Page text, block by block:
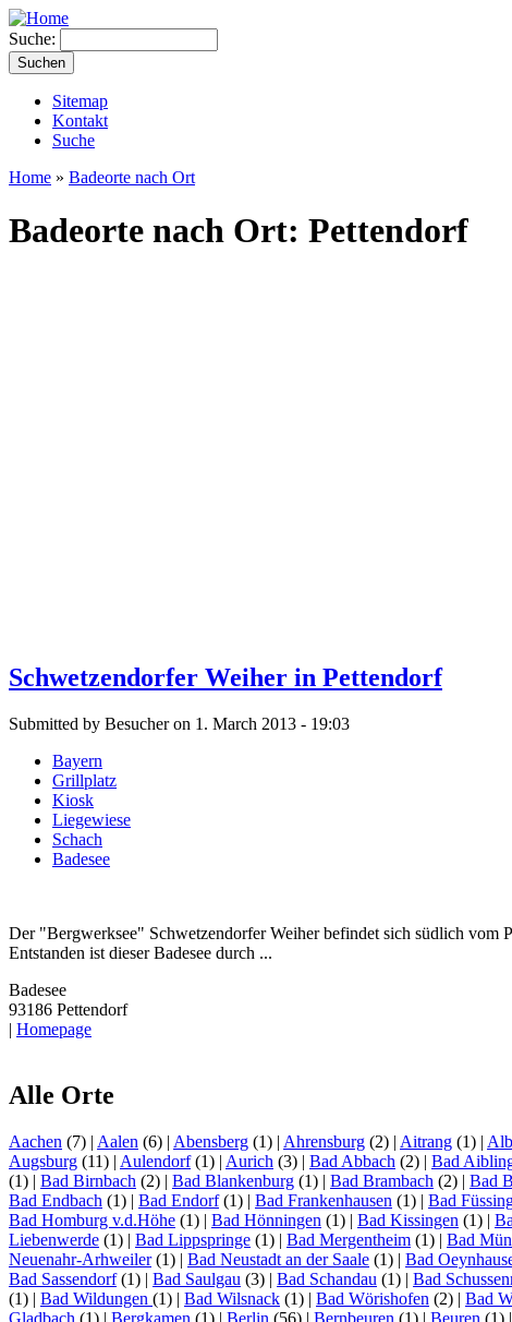
Suche:
Sitemap
Kontakt
Suche
Home » Badeorte nach Ort
Badeorte nach Ort: Pettendorf
Schwetzendorfer Weiher in Pettendorf
Submitted by Besucher on 1. March 2013 - 19:03
Bayern
Grillplatz
Kiosk
Liegewiese
Schach
Badesee
Der "Bergwerksee" Schwetzendorfer Weiher befindet sich südlich vom
Entstanden ist dieser Badesee durch ...
Badesee
93186 Pettendorf
| Homepage
Alle Orte
Aachen (7) | Aalen (6) | Abensberg (1) | Ahrensburg (2) | Aitrang (1) |
Augsburg (11) | Aulendorf(1) | Aurich (3) | Bad Abbach (2) | Bad
(1) | Bad Birnbach (2) | Bad Blankenburg (1) | Bad Brambach (2) | Bad
Bad Endbach (1) | Bad Endorf(1) | Bad Frankenhausen (1) | Bad
Bad Homburg v.d.Höhe (1) | Bad Hönningen (1) | Bad Kissingen (1) |
Liebenwerde (1) | Bad Lippspringe (1) | Bad Mergentheim (1) | Bad
Neuenahr-Arhweiler(1) | Bad Neustadt an der Saale (1) | Bad
Bad Sassendorf(1) | Bad Saulgau (3) | Bad Schandau (1) | Bad
(1) | Bad Wildungen (1) | Bad Wilsnack (1) | Bad Wörishofen (2) | Bad
Gladbach (1) | Bergkamen (1) | Berlin (56) | Bernbeuren (1) | Beuren (1) |